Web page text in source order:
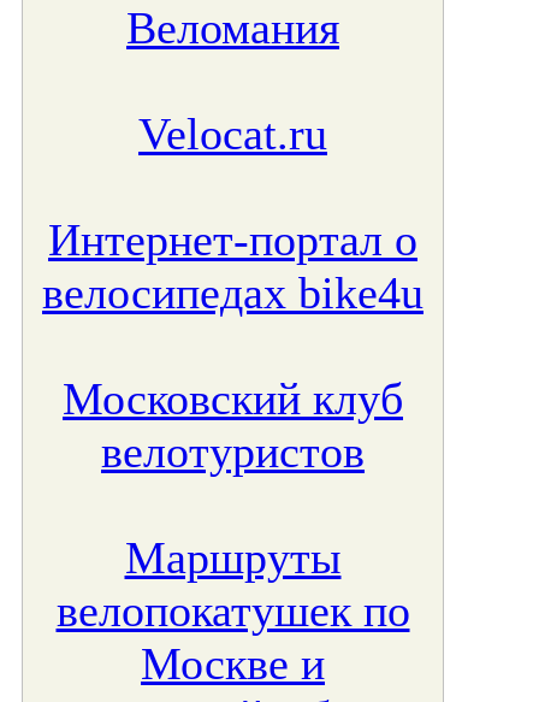
Веломания
Velocat.ru
Интернет-портал о
велосипедах bike4u
Московский клуб
велотуристов
Маршруты
велопокатушек по
Москве и